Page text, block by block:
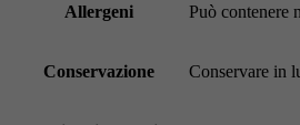
Allergeni Può contenere
Conservazione Conservare in